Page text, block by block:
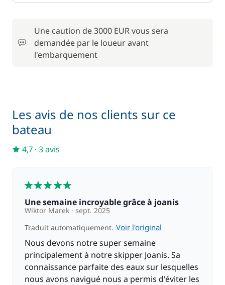
Une caution de 3000 EUR vous sera
demandée par le loueur avant
l'embarquement
Les avis de nos clients sur ce
bateau
4,7 · 3 avis
Une semaine incroyable grâce à joanis
Wiktor Marek
sept. 2025
Traduit automatiquement. Voir l'original
Nous devons notre super semaine
principalement à notre skipper Joanis. Sa
connaissance parfaite des eaux sur lesquelles
nous avons navigué nous a permis d'éviter les